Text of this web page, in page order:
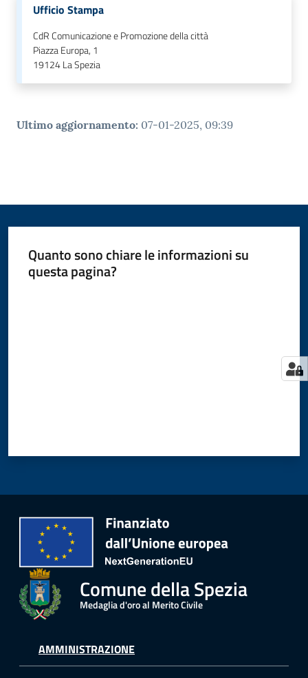
P
Ufficio Stampa
CdR Comunicazione e Promozione della città
Piazza Europa, 1
19124La Spezia
Ultimo aggiornamento: 07-01-2025, 09:39
Quanto sono chiare le informazioni su
questa pagina?
Comune della Spezia
Medaglia d'oro al Merito Civile
AMMINISTRAZIONE